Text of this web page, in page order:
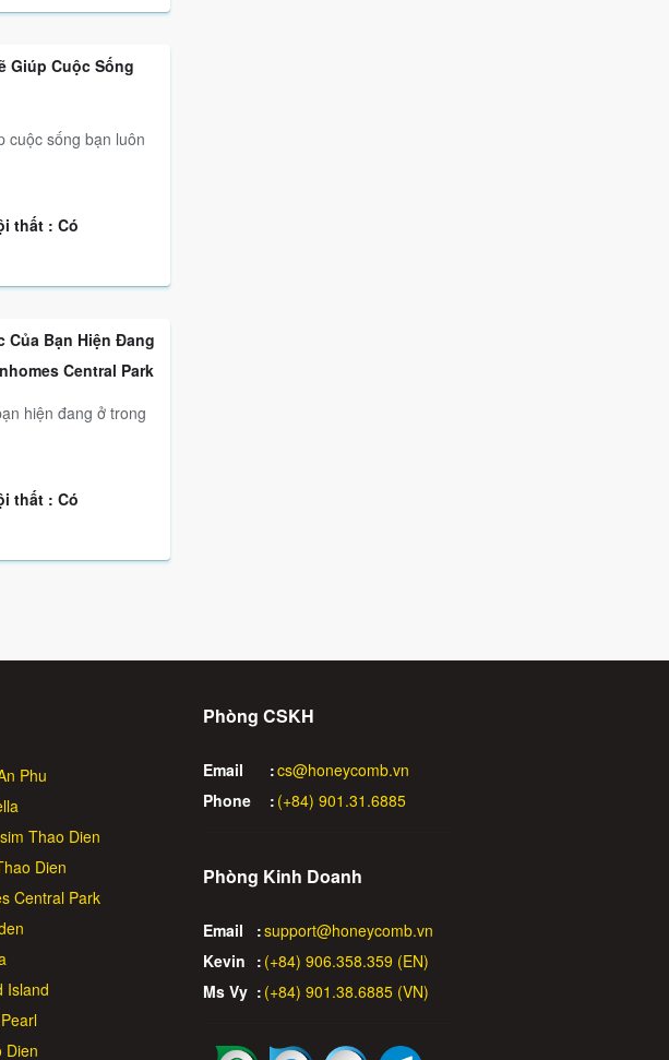
Giúp Cuộc Sống
cuộc sống bạn luôn
thất : Có
Của Bạn Hiện Đang
Central Park
hiện đang ở trong
thất : Có
Phu
Thao Dien
Dien
Central Park
Island
Dien
Phòng CSKH
Email :cs@honeycomb.vn
Phone
: (+84) 901.31.6885
Phòng Kinh Doanh
Email :support@honeycomb.vn
Kevin : (+84) 906.358.359 (EN)
Ms Vy : (+84) 901.38.6885 (VN)